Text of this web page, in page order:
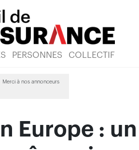
PERSONNES COLLECTIF
Merci à nos annonceurs
Europe : un